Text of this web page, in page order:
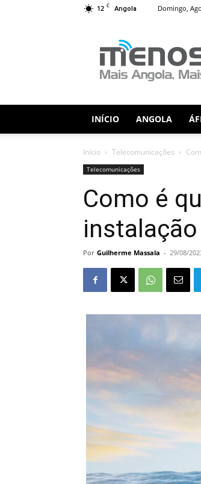
12 C Angola Domingo,
Fios
INÍCIO ANGOLA
Início Telecomunicações
Telecomunicações
Como é
Por Guilherme Massala - 29/08/